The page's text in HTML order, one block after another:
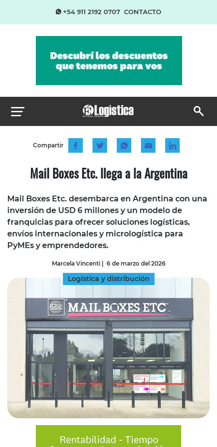
+54 911 2192 0707 CONTACTO
Compartir
Mail Boxes Etc. llega a la Argentina
Mail Boxes Etc. desembarca en Argentina con una
inversión de USD 6 millones y un modelo de
franquicias para ofrecer soluciones logísticas,
envíos internacionales y micrologística para
PyMEs y emprendedores.
Marcela Vincenti| 6 de marzo del 2026
Logística y distribución